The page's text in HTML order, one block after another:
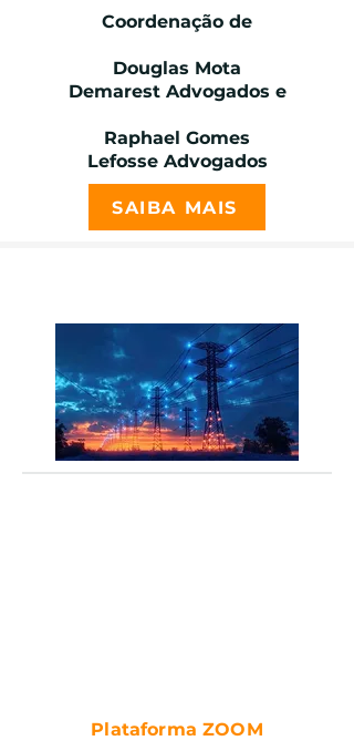
Coordenação de
Douglas Mota
Demarest Advogados e
Raphael Gomes
Lefosse Advogados
SAIBA MAIS
Plataforma ZOOM